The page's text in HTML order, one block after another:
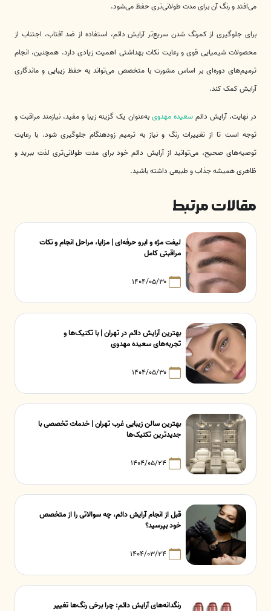
می‌افتد و رنگ آن برای مدت طولانی‌تری حفظ می‌شود.
برای جلوگیری از کمرنگ شدن سریع‌تر آرایش دائم، استفاده از ضد آفتاب، اجتناب از
محصولات شیمیایی قوی و رعایت نکات بهداشتی اهمیت زیادی دارد. همچنین، انجام
ترمیم‌های دوره‌ای بر اساس مشورت با متخصص می‌تواند به حفظ زیبایی و ماندگاری
آرایش کمک کند.
در نهایت، آرایش دائمسعیده مهدوی به‌عنوان یک گزینه زیبا و مفید، نیازمند مراقبت و
توجه است تا از تغییرات رنگ و نیاز به ترمیم زودهنگام جلوگیری شود. با رعایت
توصیه‌های صحیح، می‌توانید از آرایش دائم خود برای مدت طولانی‌تری لذت ببرید و
ظاهری همیشه جذاب و طبیعی داشته باشید.
مقالات مرتبط
لیفت مژه و ابرو حرفه‌ای | مزایا، مراحل انجام و نکات
مراقبتی کامل
۱۴۰۴/۰۵/۳۰
بهترین آرایش دائم در تهران | با تکنیک‌ها و
تجربه‌های سعیده مهدوی
۱۴۰۴/۰۵/۳۰
بهترین سالن زیبایی غرب تهران | خدمات تخصصی با
جدیدترین تکنیک‌ها
۱۴۰۴/۰۵/۲۴
قبل از انجام آرایش دائم، چه سوالاتی را از متخصص
خود بپرسید؟
۱۴۰۴/۰۳/۲۴
رنگدانه‌های آرایش دائم: چرا برخی رنگ‌ها تغییر